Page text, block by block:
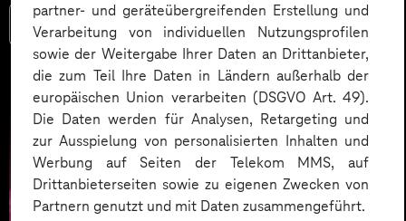
partner- und geräteübergreifenden Erstellung und
Verarbeitung von individuellen Nutzungsprofilen
sowie der Weitergabe Ihrer Daten an Drittanbieter,
die zum Teil Ihre Daten in Ländern außerhalb der
europäischen Union verarbeiten (DSGVO Art. 49).
Die Daten werden für Analysen, Retargeting und
zur Ausspielung von personalisierten Inhalten und
Werbung auf Seiten der Telekom MMS, auf
Drittanbieterseiten sowie zu eigenen Zwecken von
Partnern genutzt und mit Daten zusammengeführt.
Mehr lesen